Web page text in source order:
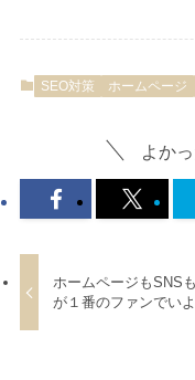
SEO対策 ホームページ
よか
ホームページもSNS
が１番のファンでい